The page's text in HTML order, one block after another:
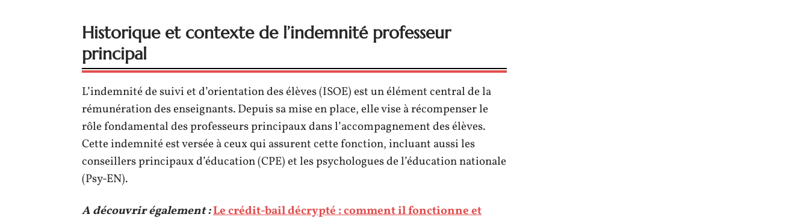
Historique et contexte de l’indemnité professeur
principal
L’indemnité de suivi et d’orientation des élèves (ISOE) est un élément central de la
rémunération des enseignants. Depuis sa mise en place, elle vise à récompenser le
rôle fondamental des professeurs principaux dans l’accompagnement des élèves.
Cette indemnité est versée à ceux qui assurent cette fonction, incluant aussi les
conseillers principaux d’éducation (CPE) et les psychologues de l’éducation nationale
(Psy-EN).
A découvrir également :Le crédit-bail décrypté : comment il fonctionne et